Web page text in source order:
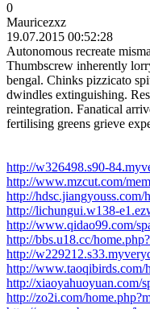
0
Mauricezxz
19.07.2015 00:52:28
Autonomous recreate
Thumbscrew inherently
bengal. Chinks pizzicato
dwindles extinguishing.
reintegration. Fanatical
fertilising greens grieve
http://w326498.s90-
http://www.mzcut.com/
http://
http://lichungui.w138-
http://www.qidao99.com/
http://bbs.u18.cc/
http://
http://www.taoqibirds.com/
http://xiaoyahuoyuan.com/
http://zo2i.com/